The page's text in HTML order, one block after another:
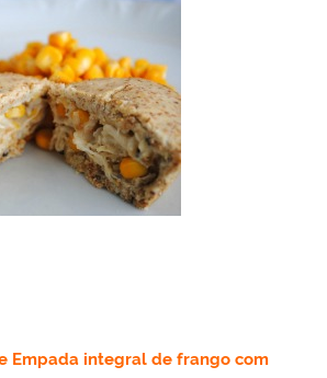
Empada integral de frango com